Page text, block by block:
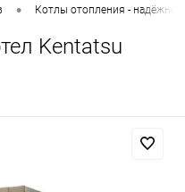
• Котлы отопления -
Kentatsu